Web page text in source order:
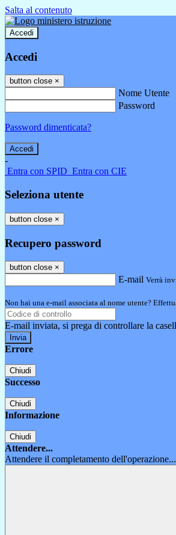
Salta al contenuto
Accedi
Accedi
button close ×
Nome Utente
Password
Password dimenticata?
-
Entra con SPID Entra con CIE
Seleziona utente
button close ×
Recupero password
button close ×
E-mail Verrà
Non hai una e-mail associata al nome utente?
E-mail inviata, si prega di controllare la
Errore
Chiudi
Successo
Chiudi
Informazione
Chiudi
Attendere...
Attendere il completamento dell'operazione...